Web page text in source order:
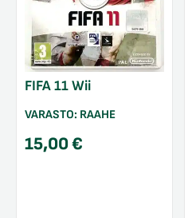
FIFA 11 Wii
VARASTO: RAAHE
15,00€